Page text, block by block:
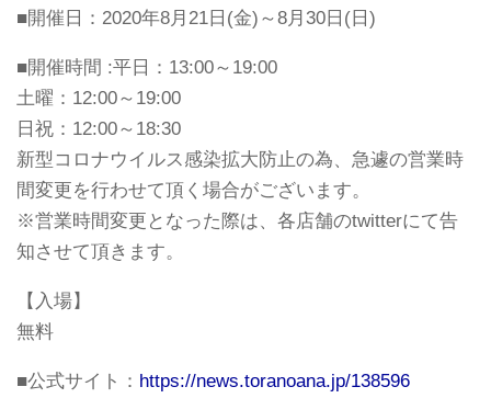
■開催日：2020年8月21日(金)～8月30日(日)
■開催時間 :平日：13:00～19:00
土曜：12:00～19:00
日祝：12:00～18:30
新型コロナウイルス感染拡大防止の為、急遽の営業時
間変更を行わせて頂く場合がございます。
※営業時間変更となった際は、各店舗のtwitterにて告
知させて頂きます。
【入場】
無料
■公式サイト： https://news.toranoana.jp/138596